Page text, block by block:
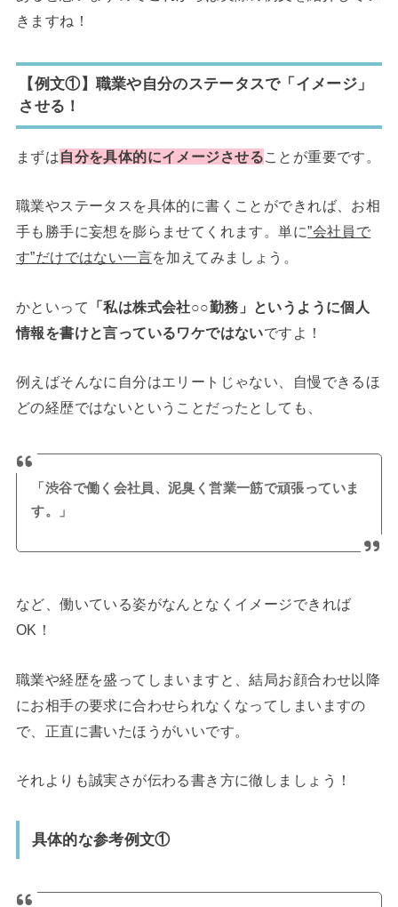
きますね！
【例文①】職業や自分のステータスで「イメージ」
させる！
まずは自分を具体的にイメージさせることが重要です。
職業やステータスを具体的に書くことができれば、お相
手も勝手に妄想を膨らませてくれます。単に”会社員で
す”だけではない一言を加えてみましょう。
かといって
「私は株式会社○○勤務」というように個人
情報を書けと言っているワケではないですよ！
例えばそんなに自分はエリートじゃない、自慢できるほ
どの経歴ではないということだったとしても、
「渋谷で働く会社員、泥臭く営業一筋で頑張っていま
す。」
など、働いている姿がなんとなくイメージできれば
OK！
職業や経歴を盛ってしまいますと、結局お顔合わせ以降
にお相手の要求に合わせられなくなってしまいますの
で、正直に書いたほうがいいです。
それよりも誠実さが伝わる書き方に徹しましょう！
具体的な参考例文①